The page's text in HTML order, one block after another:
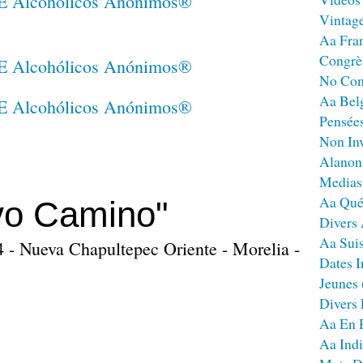
Camino"
Nueva Chapultepec Oriente - Morelia -
Aa
No
Aa
Non
Medias
Aa
Divers
Aa
Dates
Jeunes
Divers
Aa En
Aa